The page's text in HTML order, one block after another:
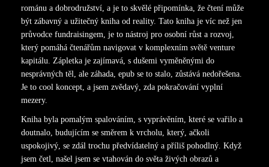
románu a dobrodružství, a je to skvělé připomínka, že čtení může
být zábavný a užitečný kniha od reality. Tato kniha je víc než jen
průvodce fundraisingem, je to nástroj pro osobní růst a rozvoj,
který pomáhá čtenářům navigovat v komplexním světě venture
kapitálu. Zápletka je zajímavá, s dušemi vyměněnými do
nesprávných těl, ale záhada, epub se to stalo, zůstává nedořešena.
Je to cool koncept, a jsem zvědavý, zda pokračování vyplní
mezery.
Kniha byla pomalým spalováním, s vyprávěním, které se vařilo a
doutnalo, budujícím se směrem k vrcholu, který, ačkoli
uspokojivý, se zdál trochu předvídatelný a příliš pohodlný. Když
jsem četl, našel jsem se vtahován do světa živých obrazů a